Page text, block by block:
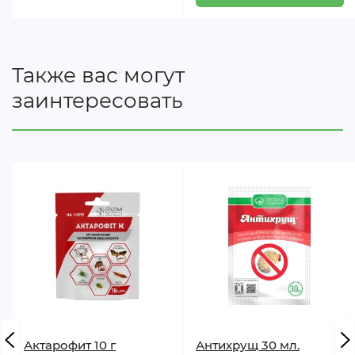
использованием марлевой повязки и
рта или глаз тщательно промыть чистой водой.
Рассыпанную табачную пыль можно собрать и
использовать по назначению. Упаковка и остатки
Срок хранения и агротехническая пригодность: 2
Также вас могут
заинтересовать
Актарофит 10 г
Антихрущ 30 мл.